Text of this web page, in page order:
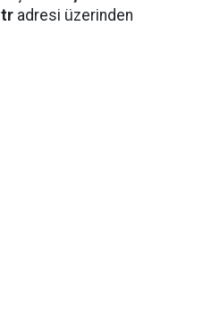
adresi üzerinden